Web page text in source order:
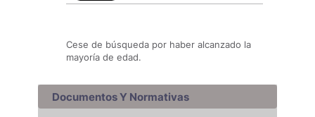
Cese de búsqueda por haber alcanzado la
mayoría de edad.
Documentos Y Normativas